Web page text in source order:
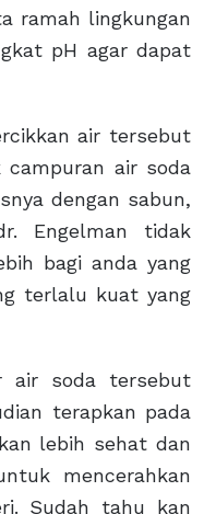
ramah lingkungan
pH agar dapat
air tersebut
campuran air soda
dengan sabun,
Engelman tidak
bagi anda yang
terlalu kuat yang
air soda tersebut
terapkan pada
lebih sehat dan
mencerahkan
Sudah tahu kan